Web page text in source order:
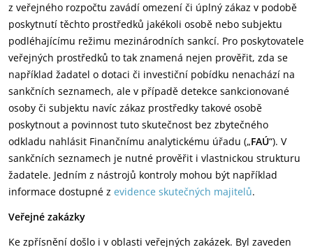
z veřejného rozpočtu zavádí omezení či úplný zákaz v podobě
poskytnutí těchto prostředků jakékoli osobě nebo subjektu
podléhajícímu režimu mezinárodních sankcí. Pro poskytovatele
veřejných prostředků to tak znamená nejen prověřit, zda se
například žadatel o dotaci či investiční pobídku nenachází na
sankčních seznamech, ale v případě detekce sankcionované
osoby či subjektu navíc zákaz prostředky takové osobě
poskytnout a povinnost tuto skutečnost bez zbytečného
odkladu nahlásit Finančnímu analytickému úřadu („FAÚ“). V
sankčních seznamech je nutné prověřit i vlastnickou strukturu
žadatele. Jedním z nástrojů kontroly mohou být například
informace dostupné z evidence skutečných majitelů.
Veřejné zakázky
Ke zpřísnění došlo i v oblasti veřejných zakázek. Byl zaveden